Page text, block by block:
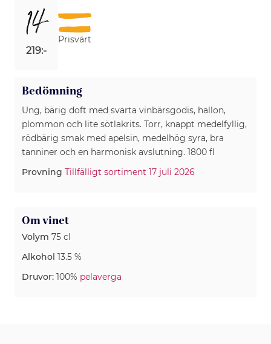
14
219:-
Prisvärt
Bedömning
Ung, bärig doft med svarta vinbärsgodis, hallon,
plommon och lite sötlakrits. Torr, knappt medelfyllig,
rödbärig smak med apelsin, medelhög syra, bra
tanniner och en harmonisk avslutning. 1800 fl
Provning Tillfälligt sortiment 17 juli 2026
Om vinet
Volym 75 cl
Alkohol 13.5 %
Druvor: 100% pelaverga